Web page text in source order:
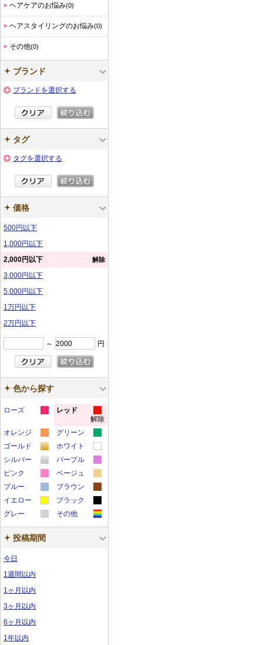
ヘアケアのお悩み(0)
ヘアスタイリングのお悩み(0)
その他(0)
ブランド
ブランドを選択する
タグ
タグを選択する
価格
500円以下
1,000円以下
2,000円以下
解除
3,000円以下
5,000円以下
1万円以下
2万円以下
～ 円
色から探す
ローズ
ラ
ー
サ
ン
プ
ル
レッド
カ
ラ
ー
サ
ン
プ
ル
解除
オレンジ
カ
ラ
ル
グリーン
カ
ラ
プ
ル
ゴールド
カ
ラ
プ
ル
ホワイト
カ
ラ
ン
プ
シルバー
カ
ラ
ー
ン
プ
パープル
カ
ラ
サ
ン
ピンク
カ
ラ
サ
ン
ベージュ
カ
ラ
ー
サ
ン
ブルー
カ
ラ
ー
サ
ブラウン
カ
ラ
ー
サ
イエロー
カ
ラ
ー
ブラック
カ
ラ
ー
グレー
カ
ラ
その他
カ
ラ
投稿期間
今日
1週間以内
1ヶ月以内
3ヶ月以内
6ヶ月以内
1年以内